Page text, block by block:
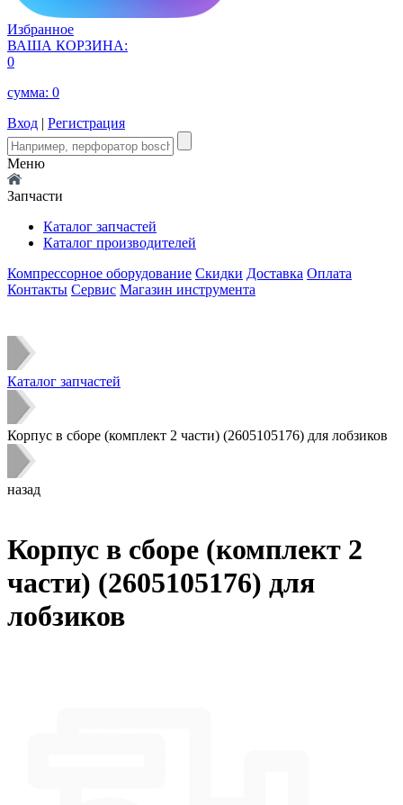
Избранное
ВАША КОРЗИНА:
0
сумма: 0
Вход | Регистрация
Меню
Запчасти
Каталог запчастей
Каталог производителей
Компрессорное оборудование Скидки Доставка Оплата
Контакты Сервис Магазин инструмента
Каталог запчастей
Корпус в сборе (комплект 2 части) (2605105176) для лобзиков
назад
Корпус в сборе (комплект 2
части) (2605105176) для
лобзиков